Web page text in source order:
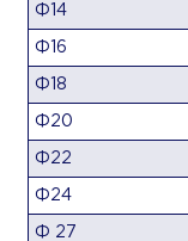
Ф14
Ф16
Ф18
Ф20
Ф22
Ф24
Ф 27